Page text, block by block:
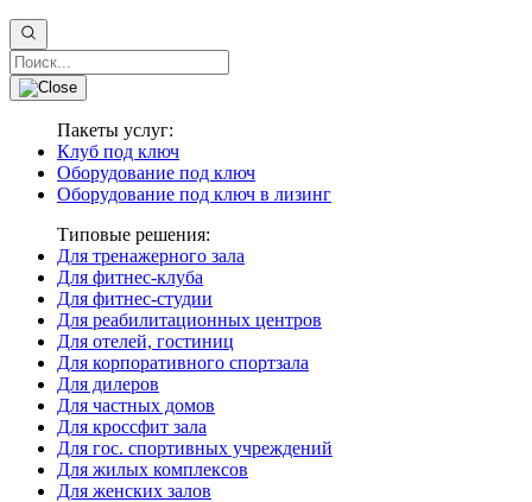
Пакеты услуг:
Клуб под ключ
Оборудование под ключ
Оборудование под ключ в лизинг
Типовые решения:
Для тренажерного зала
Для фитнес-клуба
Для фитнес-студии
Для реабилитационных центров
Для отелей, гостиниц
Для корпоративного спортзала
Для дилеров
Для частных домов
Для кроссфит зала
Для гос. спортивных учреждений
Для жилых комплексов
Для женских залов